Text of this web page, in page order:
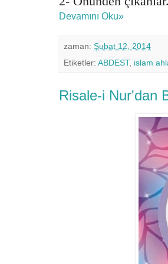
Devamını Oku»
zaman: Şubat 12, 2014
Etiketler: ABDEST, islam
Risale-i Nur'dan